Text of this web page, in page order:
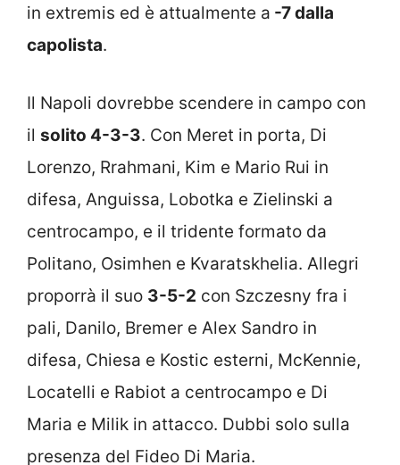
in extremis ed è attualmente a -7 dalla
capolista.
Il Napoli dovrebbe scendere in campo con
il solito 4-3-3. Con Meret in porta, Di
Lorenzo, Rrahmani, Kim e Mario Rui in
difesa, Anguissa, Lobotka e Zielinski a
centrocampo, e il tridente formato da
Politano, Osimhen e Kvaratskhelia. Allegri
proporrà il suo 3-5-2 con Szczesny fra i
pali, Danilo, Bremer e Alex Sandro in
difesa, Chiesa e Kostic esterni, McKennie,
Locatelli e Rabiot a centrocampo e Di
Maria e Milik in attacco. Dubbi solo sulla
presenza del Fideo Di Maria.